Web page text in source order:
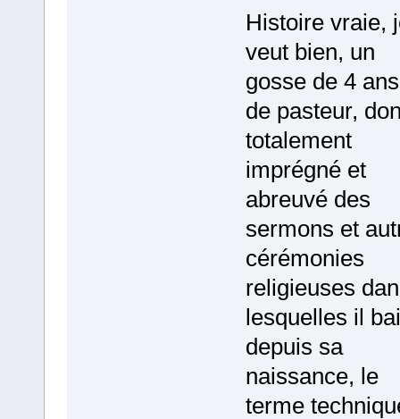
Histoire vraie,
veut bien, un
gosse de 4
de pasteur,
totalement
imprégné et
abreuvé des
sermons et
cérémonies
religieuses
lesquelles il
depuis sa
naissance, le
terme